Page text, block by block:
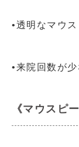
•透明なマウ
•来院回数が
《マウスピ